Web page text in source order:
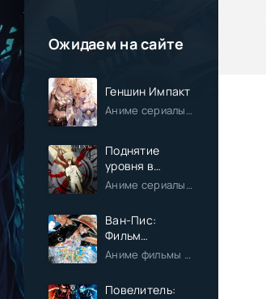
Ожидаем на сайте
Геншин Импакт
Поднятие
уровня в
одиночку
Аниме сериалы / Экшен / Приключения / Фэнтези / Анонсы
Ван-Пис:
Фильм
пятнадцатый Аниме фильмы / Приключения / Сёнэн / Фэнтези / Анонсы
Повелитель: